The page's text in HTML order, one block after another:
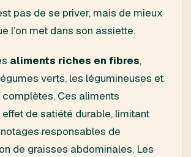
pas de se priver, mais de mieux
l’on met dans son assiette.
aliments riches en fibres,
verts, les légumineuses et
Ces aliments
effet de satiété durable, limitant
responsables de
de graisses abdominales. Les